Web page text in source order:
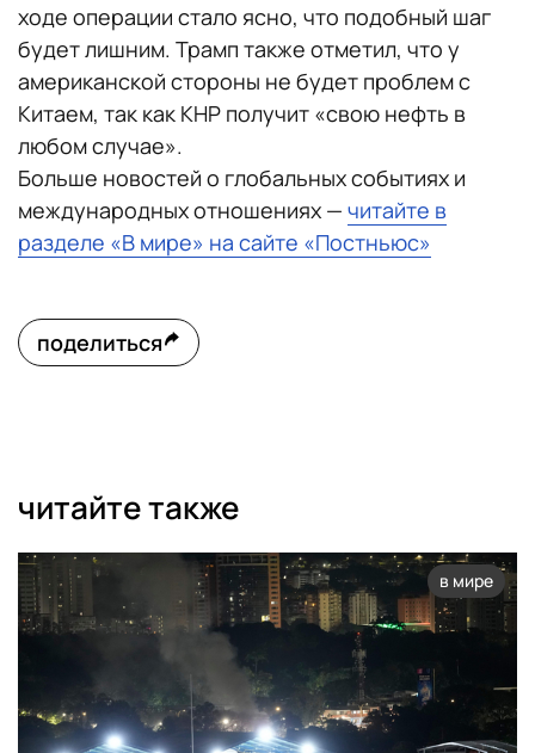
ходе операции стало ясно, что подобный шаг
будет лишним. Трамп также отметил, что у
американской стороны не будет проблем с
Китаем, так как КНР получит «свою нефть в
любом случае».
Больше новостей о глобальных событиях и
международных отношениях — читайте в
разделе «В мире» на сайте «Постньюс»
поделиться
читайте также
в мире